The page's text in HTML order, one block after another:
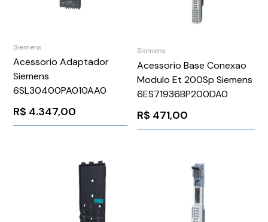
Siemens
Acessorio Adaptador
Siemens
6SL30400PA010AA0
R$ 4.347,00
Siemens
Acessorio Base Conexao
Modulo Et 200Sp Siemens
6ES71936BP200DA0
R$ 471,00